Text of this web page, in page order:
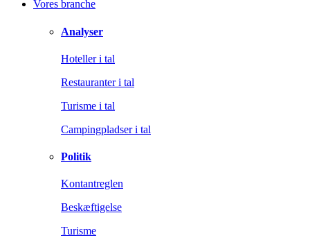
Vores branche
Analyser
Hoteller i tal
Restauranter i tal
Turisme i tal
Campingpladser i tal
Politik
Kontantreglen
Beskæftigelse
Turisme